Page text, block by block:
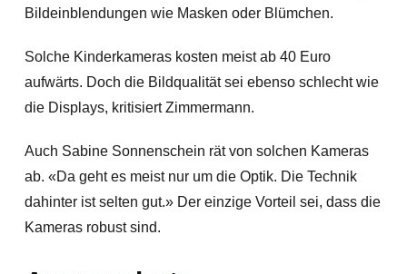
Bildeinblendungen wie Masken oder Blümchen.
Solche Kinderkameras kosten meist ab 40 Euro
aufwärts. Doch die Bildqualität sei ebenso schlecht wie
die Displays, kritisiert Zimmermann.
Auch Sabine Sonnenschein rät von solchen Kameras
ab. «Da geht es meist nur um die Optik. Die Technik
dahinter ist selten gut.» Der einzige Vorteil sei, dass die
Kameras robust sind.